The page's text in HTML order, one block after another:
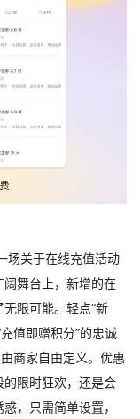
场关于在线充值活动
舞台上，新增的在
限可能。轻点“新
值即赠积分”的忠诚
商家自由定义。优惠
限时狂欢，还是会
，只需简单设置，